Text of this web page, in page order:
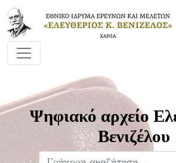
Ψηφιακό αρχείο
Βενιζέλου